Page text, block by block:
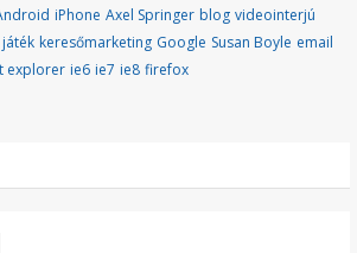
iPhone Axel Springer blog videointerjú
játék keresőmarketing Google Susan Boyle email
explorer ie6 ie7 ie8 firefox